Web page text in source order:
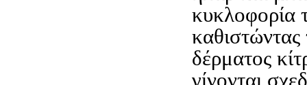
κυκλοφορία
δέρματος
γίνονται